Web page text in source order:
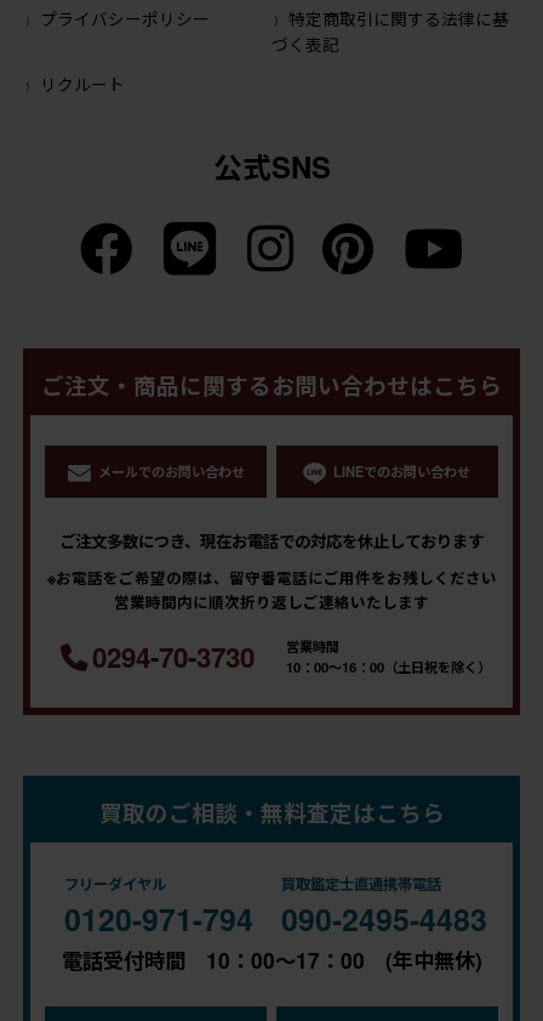
プライバシーポリシー
特定商取引に関する法律に基
づく表記
リクルート
公式SNS
ご注文・商品に関するお問い合わせはこちら
メールでのお問い合わせ LINEでのお問い合わせ
ご注文多数につき、現在お電話での対応を休止しております
※お電話をご希望の際は、留守番電話にご用件をお残しください
営業時間内に順次折り返しご連絡いたします
0294-70-3730
営業時間
10：00～16：00（土日祝を除く）
買取のご相談・無料査定はこちら
フリーダイヤル
0120-971-794
買取鑑定士直通携帯電話
090-2495-4483
電話受付時間 10：00～17：00 (年中無休)